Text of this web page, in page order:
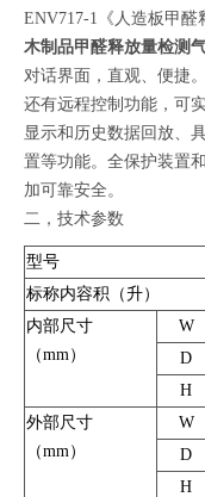
ENV717-1《人造板甲醛
木制品甲醛释放量检测
对话界面，直观、便捷
还有远程控制功能，可
显示和历史数据回放、
置等功能。全保护装置
加可靠安全。
二，技术参数
型号
标称内容积（升）
内部尺寸
（mm）
W
D
H
外部尺寸
（mm）
W
D
H